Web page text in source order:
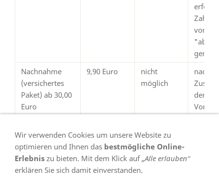
von
Nachnahme
(versichertes
Paket) ab 30,00
Euro
9,90 Euro
nicht
möglich
nach
dem
Wir verwenden Cookies um unsere Website zu
optimieren und Ihnen das bestmögliche Online-
Erlebnis zu bieten. Mit dem Klick auf„Alle erlauben“
erklären Sie sich damit einverstanden.